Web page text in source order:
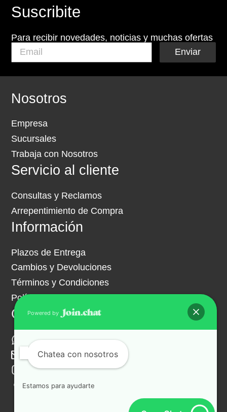
Suscribite
Para recibir novedades, noticias y muchas ofertas
Enviar
Nosotros
Empresa
Sucursales
Trabaja con Nosotros
Servicio al cliente
Consultas y Reclamos
Arrepentimiento de Compra
Información
Plazos de Entrega
Cambios y Devoluciones
Términos y Condiciones
Política de Privacidad
Contacto
+54 9 261 467-9278
ventas@hipermuebles.com.ar
Instagram
Facebook
Powered by
Chatea con nosotros
Estamos para ayudarte